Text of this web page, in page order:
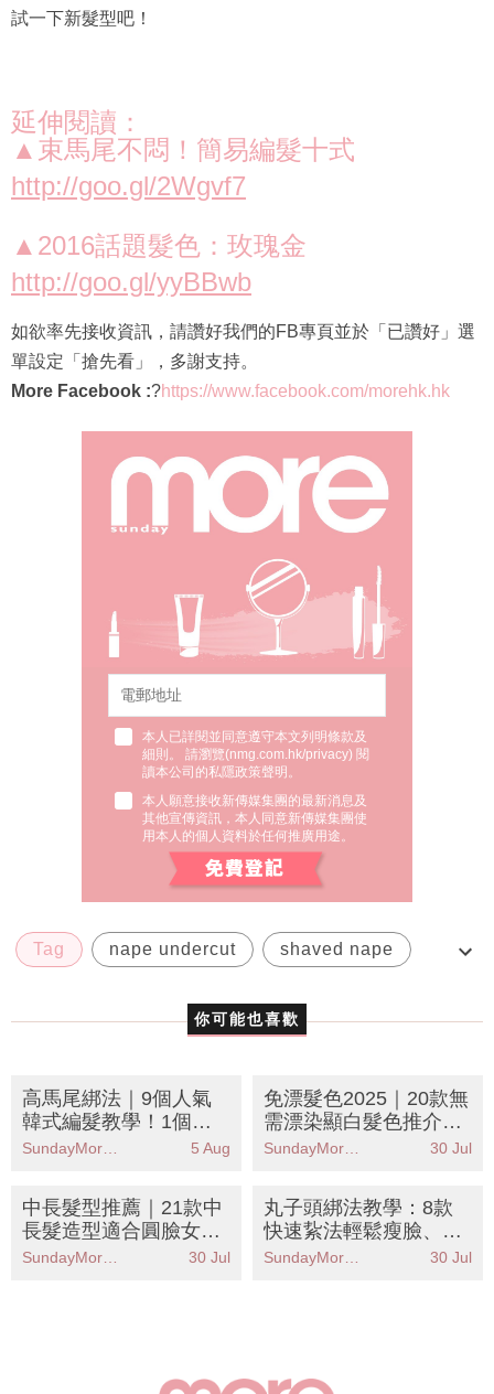
試一下新髮型吧！
延伸閱讀：
▲束馬尾不悶！簡易編髮十式
http://goo.gl/2Wgvf7
▲2016話題髮色：玫瑰金
http://goo.gl/yyBBwb
如欲率先接收資訊，請讚好我們的FB專頁並於「已讚好」選
單設定「搶先看」，多謝支持。
More Facebook :?https://www.facebook.com/morehk.hk
本人已詳閱並同意遵守本文列明條款及
細則。 請瀏覽(nmg.com.hk/privacy) 閱
讀本公司的私隱政策聲明。
本人願意接收新傳媒集團的最新消息及
其他宣傳資訊，本人同意新傳媒集團使
用本人的個人資料於任何推廣用途。
Tag nape undercut shaved nape
你可能也喜歡
高馬尾綁法｜9個人氣
韓式編髮教學！1個紥
法顯臉細又時尚
5 Aug
免漂髮色2025｜20款無
需漂染顯白髮色推介！
焦糖奶茶色/浪漫紅棕色
30 Jul
中長髮型推薦｜21款中
長髮造型適合圓臉女
生！層次剪/俐落直髮/
SundayMore編輯部 30 Jul
丸子頭綁法教學：8款
快速紥法輕鬆瘦臉、減
齡、增髮量SundayMore編輯部 30 Jul